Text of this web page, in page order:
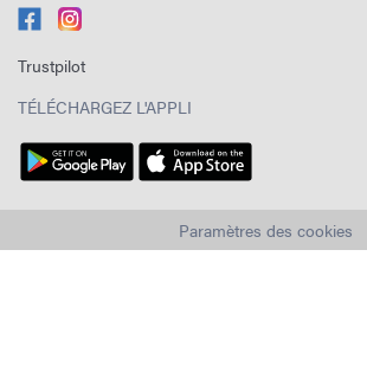
Trustpilot
TÉLÉCHARGEZ L'APPLI
Paramètres des cookies